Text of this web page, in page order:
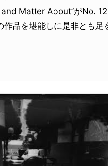
Matter About”がNo. 12
品を堪能しに是非とも足